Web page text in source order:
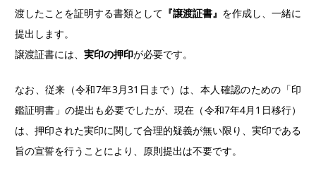
渡したことを証明する書類として 『譲渡証書』 を作成し、一緒に
提出します。
譲渡証書には、 実印の押印が必要です。
なお、従来（令和7年3月31日まで）は、本人確認のための「印
鑑証明書」の提出も必要でしたが、現在（令和7年4月1日移行）
は、押印された実印に関して合理的疑義が無い限り、実印である
旨の宣誓を行うことにより、原則提出は不要です。